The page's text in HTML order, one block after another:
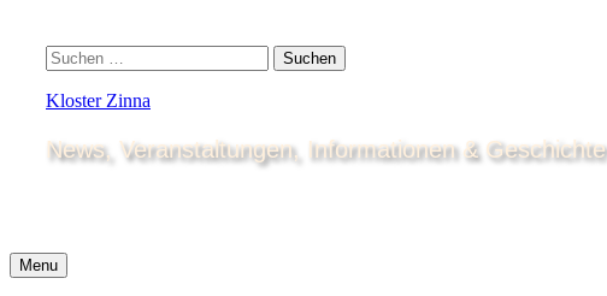
contentSearch
Suchen
nach:
Kloster Zinna
News, Veranstaltungen, Informationen & Geschichte
Menu